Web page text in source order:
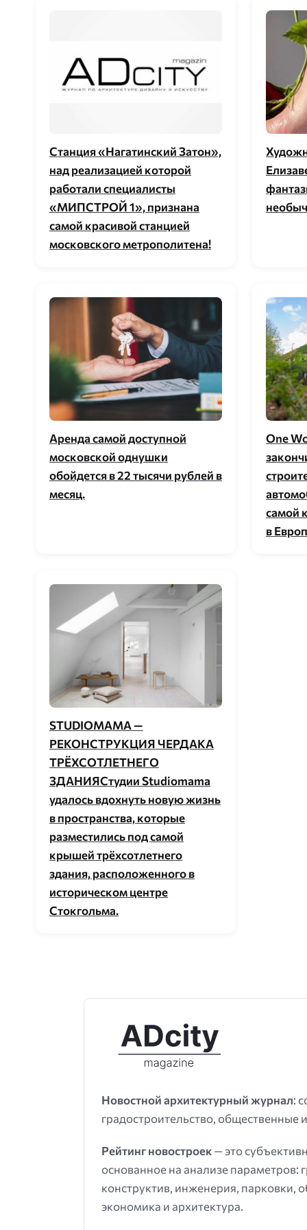
Станция «Нагатинский Затон»,
над реализацией которой
работали специалисты
«МИПСТРОЙ 1», признана
самой красивой станцией
московского метрополитена!
Аренда самой доступной
московской однушки
обойдется в 22 тысячи рублей в
месяц.
One
самой
в
STUDIOMAMA —
РЕКОНСТРУКЦИЯ ЧЕРДАКА
ТРЁХСОТЛЕТНЕГО
ЗДАНИЯСтудии Studiomama
удалось вдохнуть новую жизнь
в пространства, которые
разместились под самой
крышей трёхсотлетнего
здания, расположенного в
историческом центре
Стокгольма.
Новостной архитектурный журнал:
градостроительство, общественные
Рейтинг новостроек — это
основанное на анализе параметров:
конструктив, инженерия, парковки,
экономика и архитектура.